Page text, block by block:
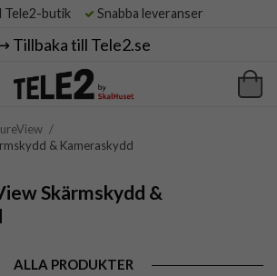
Tele2-butik Snabba leveranser
Tillbaka till Tele2.se
/
& Kameraskydd
Skärmskydd &
ALLA PRODUKTER